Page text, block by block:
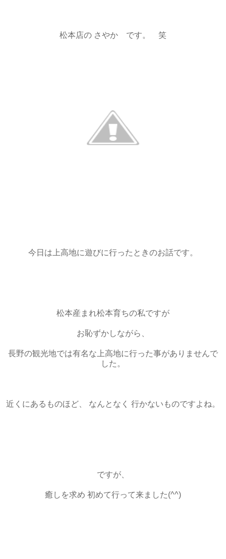
松本店の さやか です。 笑
今日は上高地に遊びに行ったときのお話です。
松本産まれ松本育ちの私ですが
お恥ずかしながら、
長野の観光地では有名な上高地に行った事がありませんで
した。
近くにあるものほど、 なんとなく 行かないものですよね。
ですが、
癒しを求め 初めて行って来ました(^^)